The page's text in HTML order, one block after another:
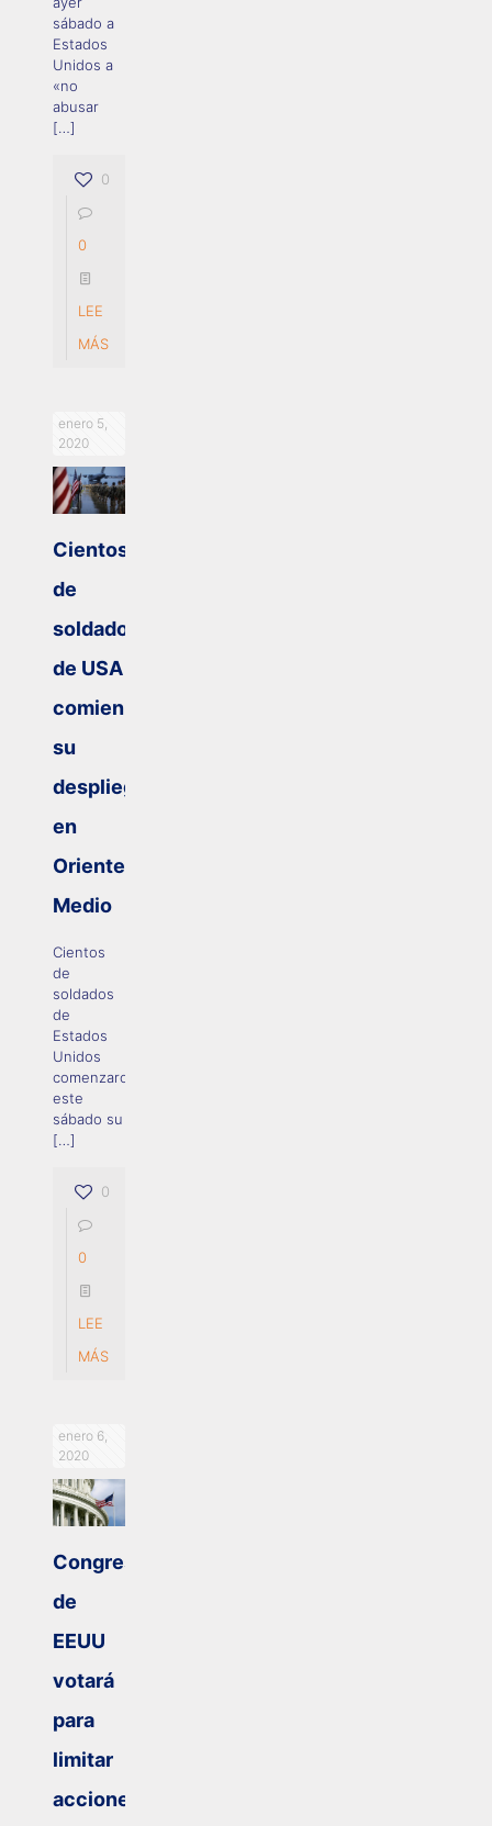
sábado a
Estados
Unidos a
«no
abusar
[…]
0
0
LEE
MÁS
enero 5,
2020
Cientos
de
soldados
de USA
comienzan
su
despliegue
en
Oriente
Medio
Cientos
de
soldados
de
Estados
Unidos
comenzaron
este
sábado su
[…]
0
0
LEE
MÁS
enero 6,
2020
Congreso
de
EEUU
votará
para
limitar
acciones